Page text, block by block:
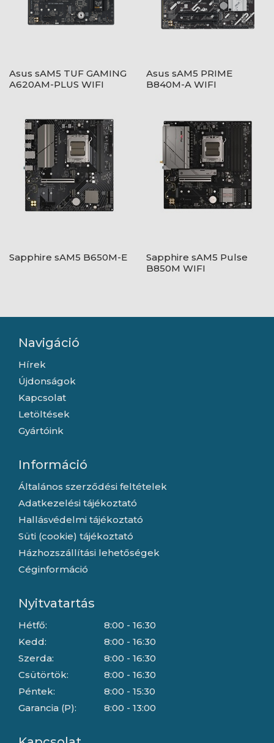
Asus sAM5 TUF GAMING
A620AM-PLUS WIFI
Asus sAM5 PRIME
B840M-A WIFI
Sapphire sAM5 B650M-E
Sapphire sAM5 Pulse
B850M WIFI
Navigáció
Hírek
Újdonságok
Kapcsolat
Letöltések
Gyártóink
Információ
Általános szerződési feltételek
Adatkezelési tájékoztató
Hallásvédelmi tájékoztató
Süti (cookie) tájékoztató
Házhozszállítási lehetőségek
Céginformáció
Nyitvatartás
Hétfő:
Kedd:
Szerda:
Csütörtök:
Péntek:
Garancia (P):
8:00 - 16:30
8:00 - 16:30
8:00 - 16:30
8:00 - 16:30
8:00 - 15:30
8:00 - 13:00